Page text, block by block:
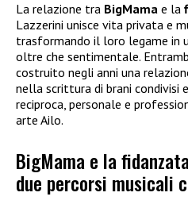
La relazione tra BigMama e la
Lazzerini unisce vita privata e
trasformando il loro legame in
oltre che sentimentale.
costruito negli anni una
nella scrittura di brani condivisi
reciproca, personale e
arte Ailo.
BigMama e la
due percorsi musicali